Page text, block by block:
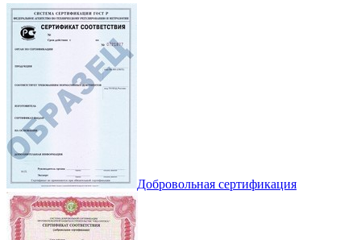
Добровольная сертификация